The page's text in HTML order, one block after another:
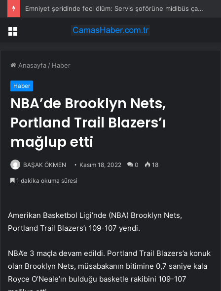
Emniyet şeridinde feci ölüm: Servis şoförüne midibüs çarptı
Menü
Anasayfa / Haber
Haber
NBA’de Brooklyn Nets,
Portland Trail Blazers’ı
mağlup etti
BAŞAK ÖKMEN Kasım 18, 2022 0 18
1 dakika okuma süresi
Amerikan Basketbol Ligi’nde (NBA) Brooklyn Nets,
Portland Trail Blazers’ı 109-107 yendi.
NBA’e 3 maçla devam edildi. Portland Trail Blazers’a konuk
olan Brooklyn Nets, müsabakanın bitimine 0,7 saniye kala
Royce O’Neale’ın bulduğu basketle rakibini 109-107